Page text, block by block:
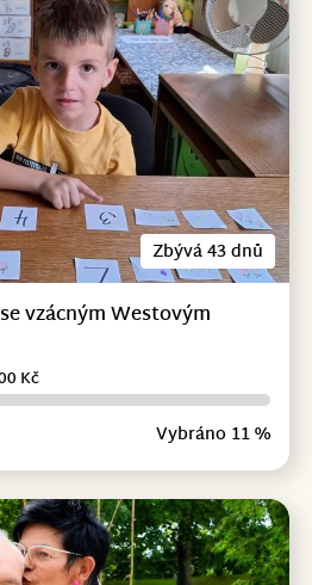
Zbývá 43 dnů
vzácným Westovým
Vybráno 11 %
Kč